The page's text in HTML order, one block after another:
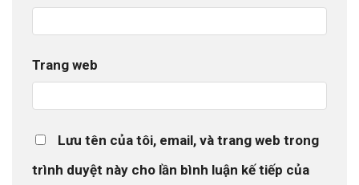
Trang web
Lưu tên của tôi, email, và trang web trong
trình duyệt này cho lần bình luận kế tiếp của